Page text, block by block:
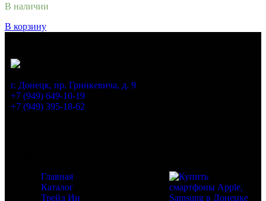
В наличии
В корзину
г. Донецк, пр. Гринкевича, д. 9
+7 (949) 649-10-19
+7 (949) 395-18-62
Главная
Каталог
Трейд Ин